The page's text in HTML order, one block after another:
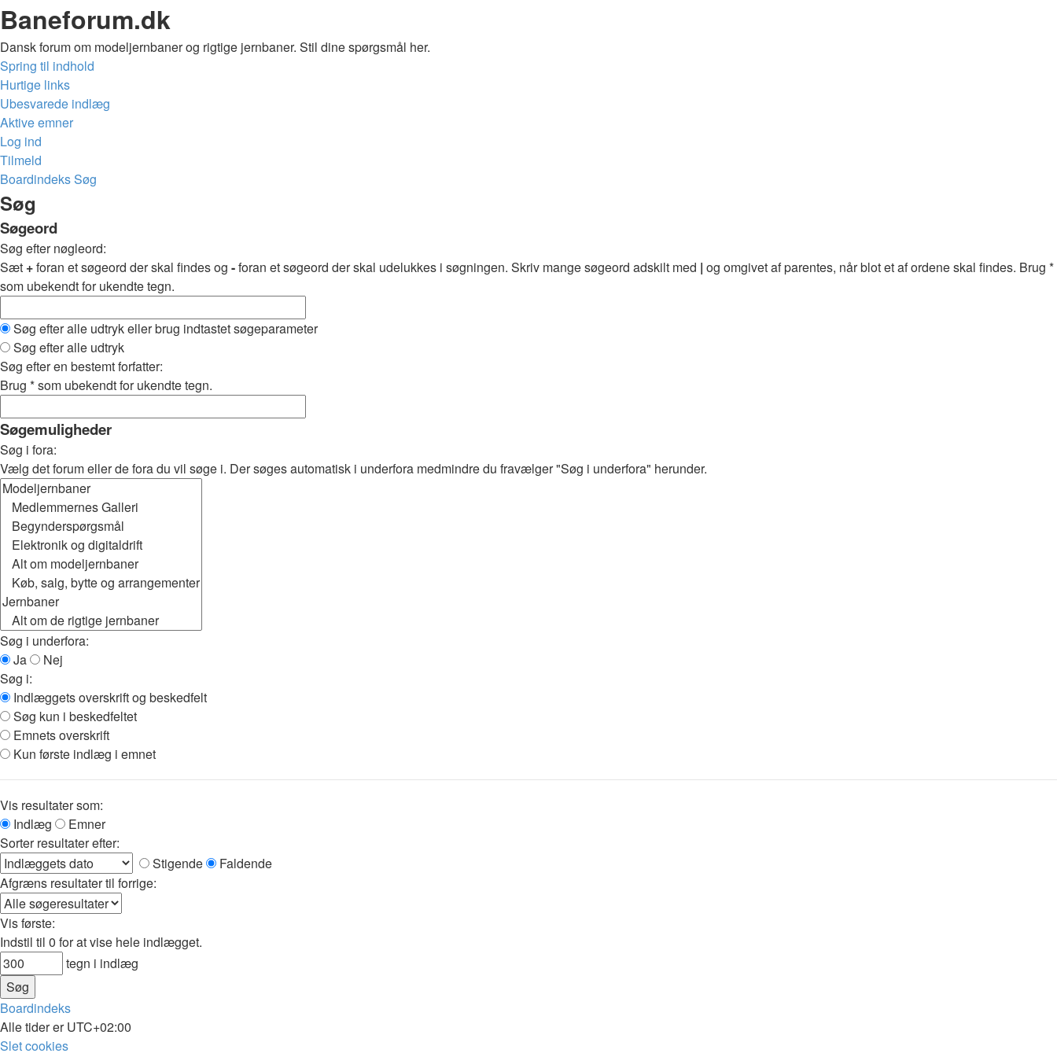
Baneforum.dk
Dansk forum om modeljernbaner og rigtige jernbaner. Stil dine spørgsmål her.
Spring til indhold
Hurtige links
Ubesvarede indlæg
Aktive emner
Log ind
Tilmeld
BoardindeksSøg
Søg
Søgeord
Søg efter nøgleord:
Sæt +foran et søgeord der skal findes og -foran et søgeord der skal udelukkes i søgningen. Skriv mange søgeord adskilt med | og omgivet af parentes, når blot et af ordene skal findes. Brug *
som ubekendt for ukendte tegn.
Søg efter alle udtryk eller brug indtastet søgeparameter
Søg efter alle udtryk
Søg efter en bestemt forfatter:
Brug * som ubekendt for ukendte tegn.
Søgemuligheder
Søg i fora:
Vælg det forum eller de fora du vil søge i. Der søges automatisk i underfora medmindre du fravælger "Søg i underfora" herunder.
Søg i underfora:
Ja
Nej
Søg i:
Indlæggets overskrift og beskedfelt
Søg kun i beskedfeltet
Emnets overskrift
Kun første indlæg i emnet
Vis resultater som:
Indlæg
Emner
Sorter resultater efter:
Stigende
Faldende
Afgræns resultater til forrige:
Vis første:
Indstil til 0 for at vise hele indlægget.
tegn i indlæg
Boardindeks
Alle tider erUTC+02:00
Slet cookies